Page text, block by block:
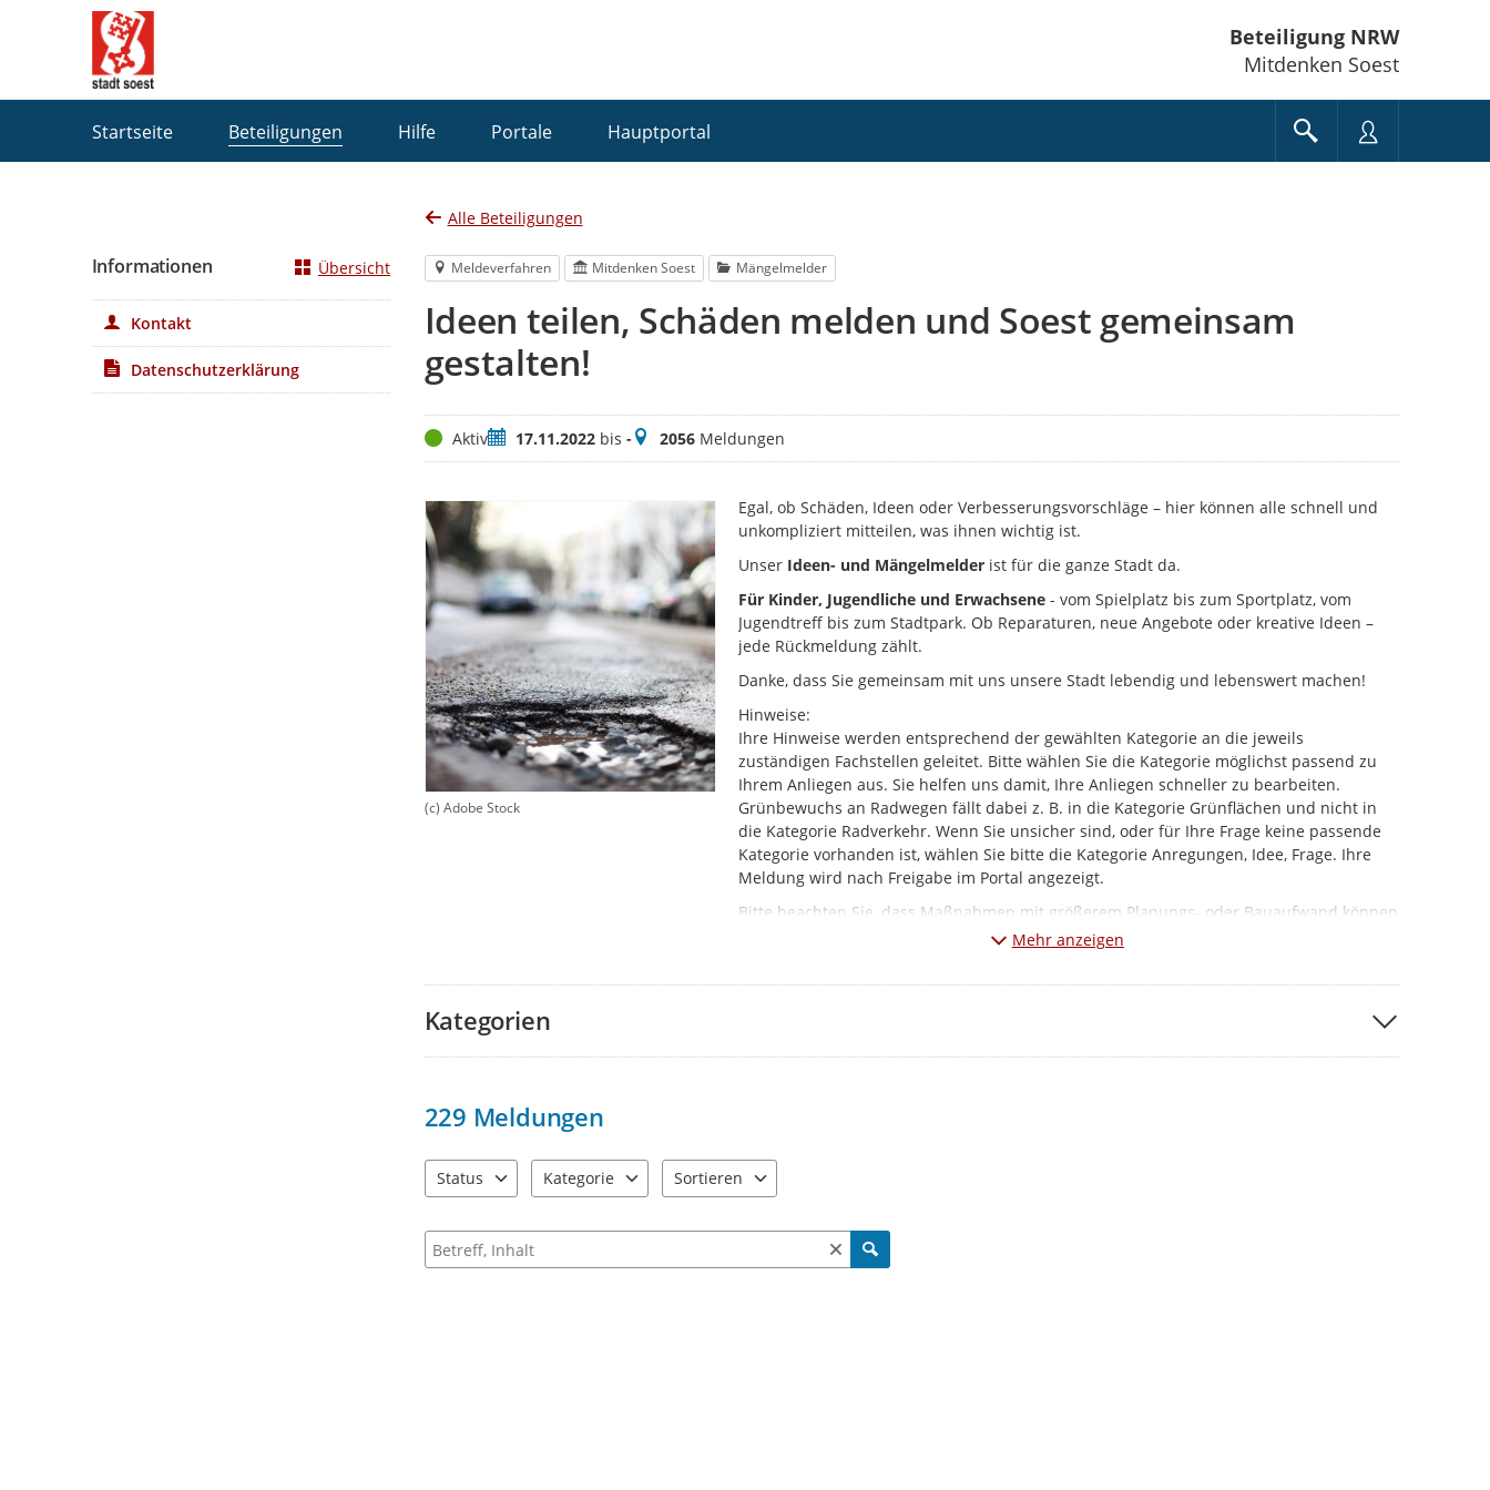
Beteiligung NRW
Mitdenken Soest
Startseite Beteiligungen Hilfe Portale Hauptportal
Alle Beteiligungen
Meldeverfahren Mitdenken Soest Mängelmelder
Ideen teilen, Schäden melden und Soest gemeinsam
gestalten!
StatusAktivZeitraum
17.11.2022bis -Meldungen
2056Meldungen
(c) Adobe Stock
Egal, ob Schäden, Ideen oder Verbesserungsvorschläge – hier können alle schnell und
unkompliziert mitteilen, was ihnen wichtig ist.
Unser Ideen- und Mängelmelder ist für die ganze Stadt da.
Für Kinder, Jugendliche und Erwachsene - vom Spielplatz bis zum Sportplatz, vom
Jugendtreff bis zum Stadtpark. Ob Reparaturen, neue Angebote oder kreative Ideen –
jede Rückmeldung zählt.
Danke, dass Sie gemeinsam mit uns unsere Stadt lebendig und lebenswert machen!
Hinweise:
Ihre Hinweise werden entsprechend der gewählten Kategorie an die jeweils
zuständigen Fachstellen geleitet. Bitte wählen Sie die Kategorie möglichst passend zu
Ihrem Anliegen aus. Sie helfen uns damit, Ihre Anliegen schneller zu bearbeiten.
Grünbewuchs an Radwegen fällt dabei z. B. in die Kategorie Grünflächen und nicht in
die Kategorie Radverkehr. Wenn Sie unsicher sind, oder für Ihre Frage keine passende
Kategorie vorhanden ist, wählen Sie bitte die Kategorie Anregungen, Idee, Frage. Ihre
Meldung wird nach Freigabe im Portal angezeigt.
Bitte beachten Sie, dass Maßnahmen mit größerem Planungs- oder Bauaufwand können
nicht über den Mängelmelder abgewickelt werden.
Mehr anzeigen
Kategorien
229 Meldungen
Status
Kategorie
Sortieren
Suche nach Meldungen und Kommentaren
Informationen Übersicht
Kontakt
Datenschutzerklärung